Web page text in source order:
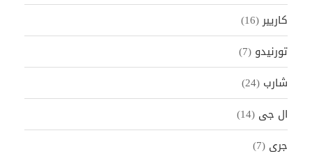
كاريير(16)
تورنيدو (7)
شارب (24)
ال جى (14)
جرى (7)